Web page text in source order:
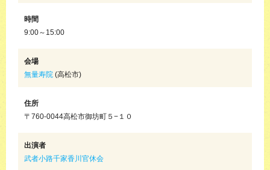
時間
9:00～15:00
会場
無量寿院 (高松市)
住所
〒760-0044高松市御坊町５−１０
出演者
武者小路千家香川官休会